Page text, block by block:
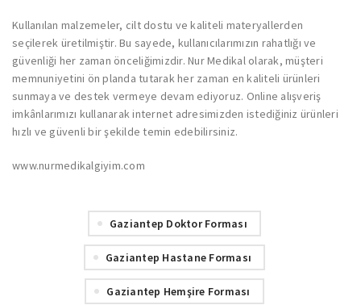
Kullanılan malzemeler, cilt dostu ve kaliteli materyallerden
seçilerek üretilmiştir. Bu sayede, kullanıcılarımızın rahatlığı ve
güvenliği her zaman önceliğimizdir. Nur Medikal olarak, müşteri
memnuniyetini ön planda tutarak her zaman en kaliteli ürünleri
sunmaya ve destek vermeye devam ediyoruz. Online alışveriş
imkânlarımızı kullanarak internet adresimizden istediğiniz ürünleri
hızlı ve güvenli bir şekilde temin edebilirsiniz.
www.nurmedikalgiyim.com
Gaziantep Doktor Forması
Gaziantep Hastane Forması
Gaziantep Hemşire Forması